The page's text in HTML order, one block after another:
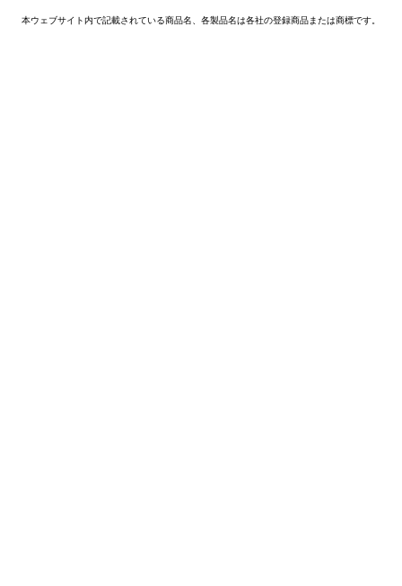
本ウェブサイト内で記載されている商品名、各製品名は各社の登録商品または商標です。